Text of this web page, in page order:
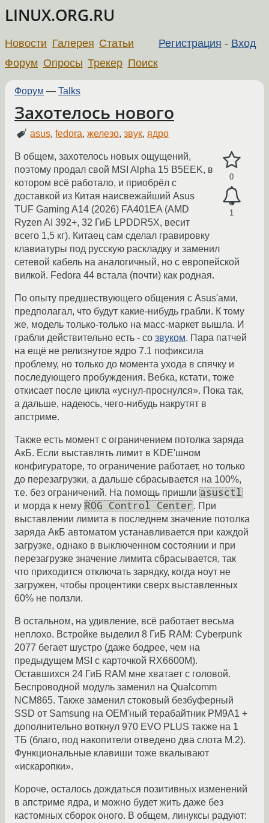
LINUX.ORG.RU
Регистрация - Вход
Новости Галерея Статьи
Форум Опросы Трекер Поиск
Форум — Talks
Захотелось нового
asus,fedora,железо,звук,ядро
0
1
В общем, захотелось новых ощущений,
поэтому продал свой MSI Alpha 15 B5EEK, в
котором всё работало, и приобрёл с
доставкой из Китая наисвежайший Asus
TUF Gaming A14 (2026) FA401EA (AMD
Ryzen AI 392+, 32 ГиБ LPDDR5X, весит
всего 1,5 кг). Китаец сам сделал гравировку
клавиатуры под русскую раскладку и заменил
сетевой кабель на аналогичный, но с европейской
вилкой. Fedora 44 встала (почти) как родная.
По опыту предшествующего общения с Asus'ами,
предполагал, что будут какие-нибудь грабли. К тому
же, модель только-только на масс-маркет вышла. И
грабли действительно есть - со звуком. Пара патчей
на ещё не релизнутое ядро 7.1 пофиксила
проблему, но только до момента ухода в спячку и
последующего пробуждения. Вебка, кстати, тоже
откисает после цикла «уснул-проснулся». Пока так,
а дальше, надеюсь, чего-нибудь накрутят в
апстриме.
Также есть момент с ограничением потолка заряда
АкБ. Если выставлять лимит в KDE'шном
конфигураторе, то ограничение работает, но только
до перезагрузки, а дальше сбрасывается на 100%,
т.е. без ограничений. На помощь пришли asusctl
и морда к нему ROG Control Center . При
выставлении лимита в последнем значение потолка
заряда АкБ автоматом устанавливается при каждой
загрузке, однако в выключенном состоянии и при
перезагрузке значение лимита сбрасывается, так
что приходится отключать зарядку, когда ноут не
загружен, чтобы процентики сверх выставленных
60% не ползли.
В остальном, на удивление, всё работает весьма
неплохо. Встройке выделил 8 ГиБ RAM: Cyberpunk
2077 бегает шустро (даже бодрее, чем на
предыдущем MSI с карточкой RX6600M).
Оставшихся 24 ГиБ RAM мне хватает с головой.
Беспроводной модуль заменил на Qualcomm
NCM865. Также заменил стоковый безбуферный
SSD от Samsung на OEM'ный терабайтник PM9A1 +
дополнительно воткнул 970 EVO PLUS также на 1
ТБ (благо, под накопители отведено два слота M.2).
Функциональные клавиши тоже вкалывают
«искаропки».
Короче, осталось дождаться позитивных изменений
в апстриме ядра, и можно будет жить даже без
кастомных сборок оного. В общем, линуксы радуют: